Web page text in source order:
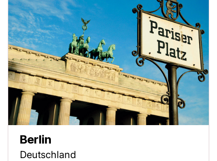
Berlin
Deutschland